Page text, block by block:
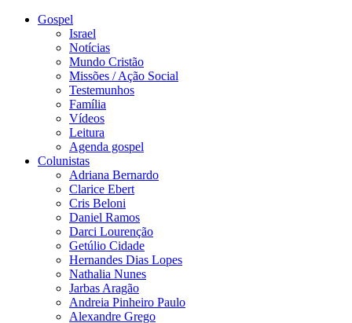
Gospel
Israel
Notícias
Mundo Cristão
Missões / Ação Social
Testemunhos
Família
Vídeos
Leitura
Agenda gospel
Colunistas
Adriana Bernardo
Clarice Ebert
Cris Beloni
Daniel Ramos
Darci Lourenção
Getúlio Cidade
Hernandes Dias Lopes
Nathalia Nunes
Jarbas Aragão
Andreia Pinheiro Paulo
Alexandre Grego